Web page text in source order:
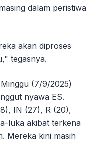
dalam peristiwa
akan diproses
tegasnya.
(7/9/2025)
nyawa ES.
IN (27), R (20),
luka akibat terkena
Mereka kini masih